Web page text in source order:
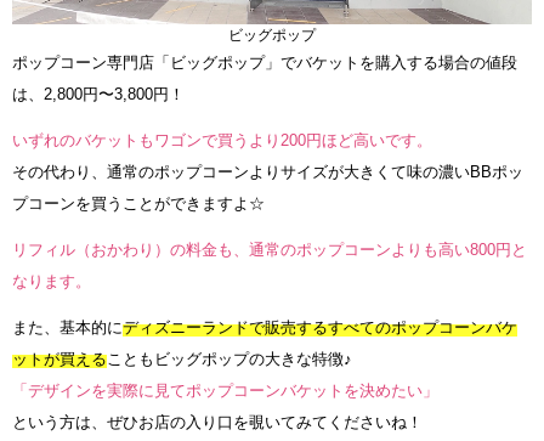
ビッグポップ
ポップコーン専門店「ビッグポップ」でバケットを購入する場合の値段
は、2,800円〜3,800円！
いずれのバケットもワゴンで買うより200円ほど高いです。
その代わり、通常のポップコーンよりサイズが大きくて味の濃いBBポッ
プコーンを買うことができますよ☆
リフィル（おかわり）の料金も、通常のポップコーンよりも高い800円と
なります。
また、基本的にディズニーランドで販売するすべてのポップコーンバケ
ットが買えることもビッグポップの大きな特徴♪
「デザインを実際に見てポップコーンバケットを決めたい」
という方は、ぜひお店の入り口を覗いてみてくださいね！